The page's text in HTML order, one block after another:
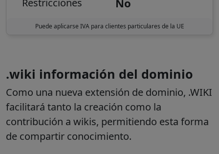
Restricciones No
Puede aplicarse IVA para clientes particulares de la UE
.wiki información del dominio
Como una nueva extensión de dominio, .WIKI
facilitará tanto la creación como la
contribución a wikis, permitiendo esta forma
de compartir conocimiento.